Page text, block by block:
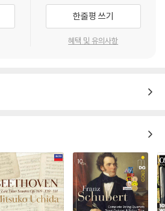
한줄평 쓰기
혜택 및 유의사항